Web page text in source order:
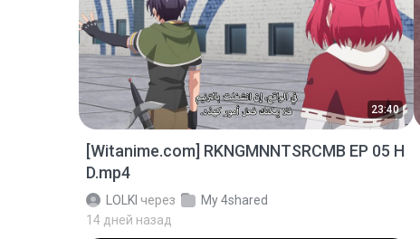
23:40
[Witanime.com] RKNGMNNTSRCMB EP 05 H
D.mp4
LOLKI через
My 4shared
14 дней назад